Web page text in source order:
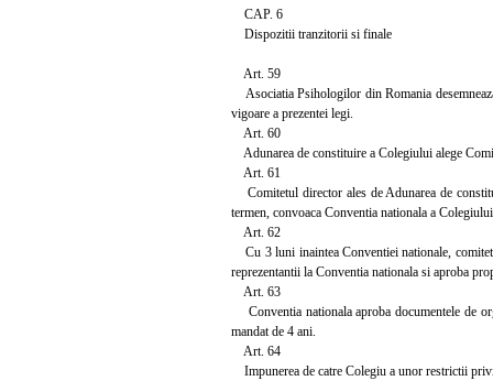
CAP. 6
Dispozitii tranzitorii si finale
Art. 59
Asociatia Psihologilor din Romania
vigoare a prezentei legi.
Art. 60
Adunarea de constituire a Colegiului alege
Art. 61
Comitetul director ales de Adunarea de
termen, convoaca Conventia nationala a
Art. 62
Cu 3 luni inaintea Conventiei nationale,
reprezentantii la Conventia nationala si aproba
Art. 63
Conventia nationala aproba documentele de
mandat de 4 ani.
Art. 64
Impunerea de catre Colegiu a unor restrictii